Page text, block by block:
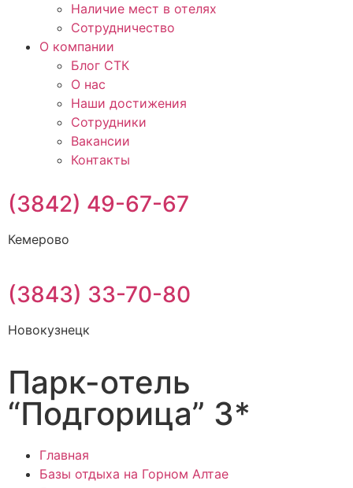
Наличие мест в отелях
Сотрудничество
О компании
Блог СТК
О нас
Наши достижения
Сотрудники
Вакансии
Контакты
(3842) 49-67-67
Кемерово
(3843) 33-70-80
Новокузнецк
Парк-отель
“Подгорица” 3*
Главная
Базы отдыха на Горном Алтае